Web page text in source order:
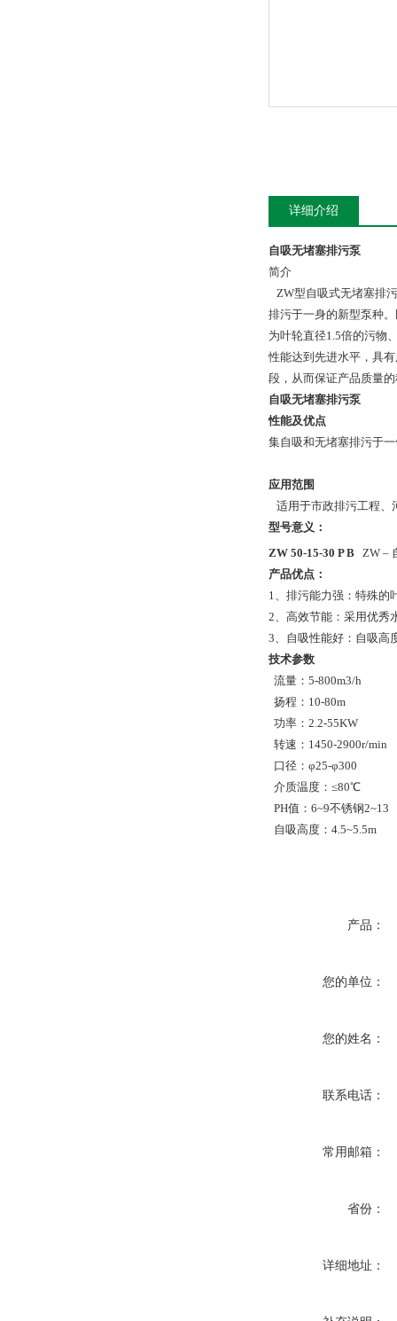
详细介绍
自吸无堵塞排污泵
简介
ZW型自吸式无堵塞排
排污于一身的新型泵种
为叶轮直径1.5倍的污物
性能达到先进水平，具
段，从而保证产品质量
自吸无堵塞排污泵
性能及优点
集自吸和无堵塞排污于
应用范围
适用于市政排污工程、
型号意义：
ZW 50-15-30 P B ZW –
产品优点：
1、排污能力强：特殊的
2、高效节能：采用优秀
3、自吸性能好：自吸高
技术参数
流量：5-800m3/h
扬程：10-80m
功率：2.2-55KW
转速：1450-2900r/min
口径：φ25-φ300
介质温度：≤80℃
PH值：6~9不锈钢2~13
自吸高度：4.5~5.5m
产品：
您的单位：
您的姓名：
联系电话：
常用邮箱：
省份：
详细地址：